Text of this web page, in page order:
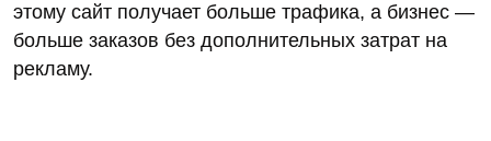
продвижения компания существенно
экономит на контекстной рекламе.